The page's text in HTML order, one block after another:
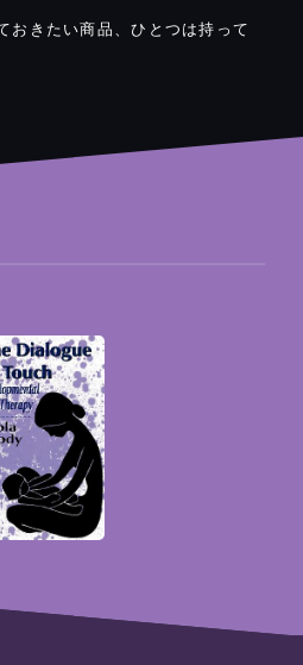
おきたい商品、ひとつは持って